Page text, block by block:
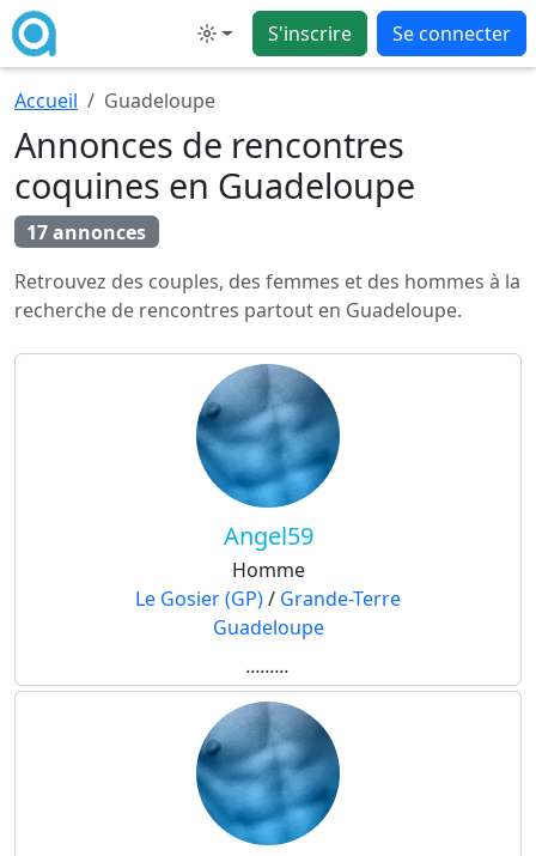
Mode S'inscrire Se connecter
Accueil Guadeloupe
Annonces de rencontres
coquines en Guadeloupe
17 annonces
Retrouvez des couples, des femmes et des hommes à la
recherche de rencontres partout en Guadeloupe.
Angel59
Homme
Le Gosier (GP)/ Grande-Terre
Guadeloupe
.........